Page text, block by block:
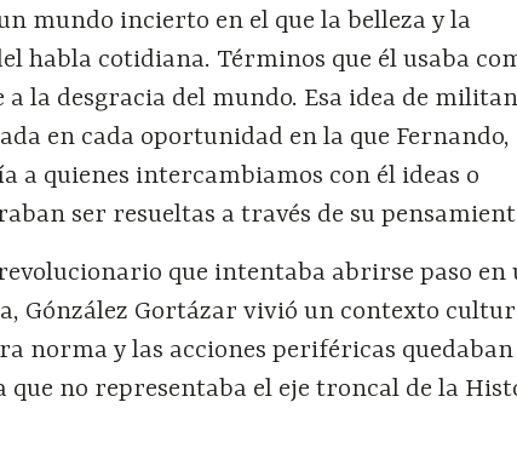
mundo incierto en el que la belleza y la
habla cotidiana. Términos que él usaba
la desgracia del mundo. Esa idea de
en cada oportunidad en la que Fernando,
a quienes intercambiamos con él ideas o
ser resueltas a través de su
que intentaba abrirse paso en
Gónzález Gortázar vivió un contexto
norma y las acciones periféricas
que no representaba el eje troncal de la